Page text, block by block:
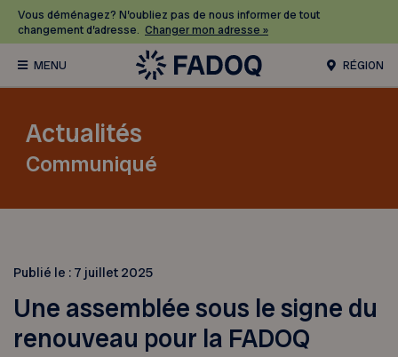
Vous déménagez? N’oubliez pas de nous informer de tout
changement d’adresse. Changer mon adresse »
RÉGION
Actualités
Communiqué
Publié le : 7 juillet 2025
Une assemblée sous le signe du
renouveau pour la FADOQ